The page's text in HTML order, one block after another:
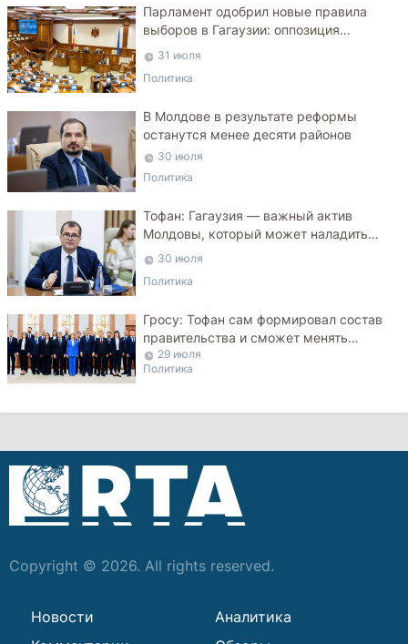
Парламент одобрил новые правила
выборов в Гагаузии: оппозиция
критикует законопроект
31 июля
Политика
В Молдове в результате реформы
останутся менее десяти районов
30 июля
Политика
Тофан: Гагаузия — важный актив
Молдовы, который может наладить
мосты с Турцией
30 июля
Политика
Гросу: Тофан сам формировал состав
правительства и сможет менять
министров
29 июля
Политика
Copyright © 2026. All rights reserved.
Новости
Аналитика